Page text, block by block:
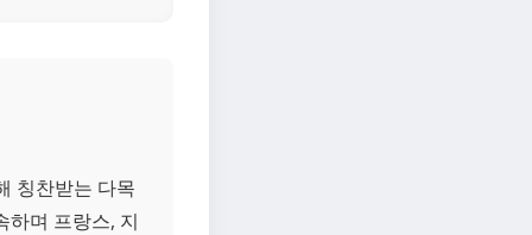
칭찬받는 다목
하며 프랑스, 지